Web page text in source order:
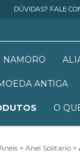
DÚVIDAS? FALE
NAMORO
ANTIGA
O
> Anel Solitário >